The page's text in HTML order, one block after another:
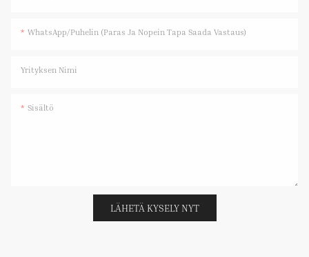
WhatsApp/Puhelin (paras Ja Nopein Tapa Saada Vastaus)
Yrityksen Nimi
Sisältö
LÄHETÄ KYSELY NYT